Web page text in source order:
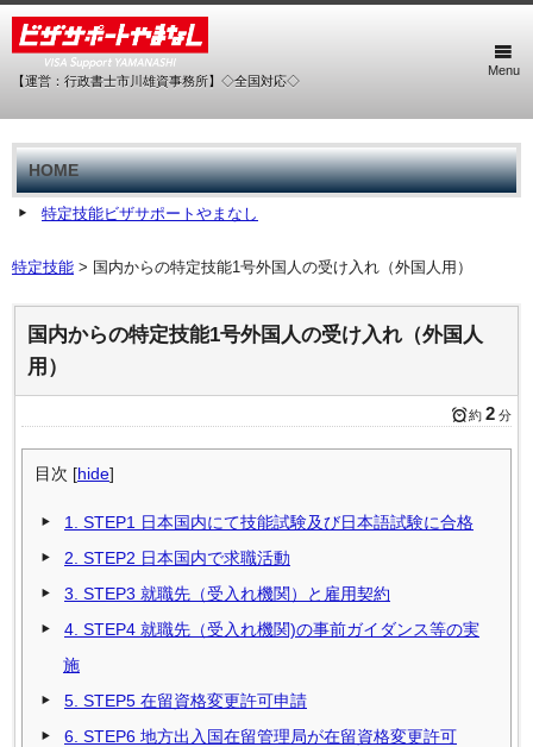
【運営：行政書士市川雄資事務所】◇全国対応◇
Menu
HOME
特定技能ビザサポートやまなし
特定技能 > 国内からの特定技能1号外国人の受け入れ（外国人用）
国内からの特定技能1号外国人の受け入れ（外国人
用）
約 2 分
目次 [hide]
1. STEP1 日本国内にて技能試験及び日本語試験に合格
2. STEP2 日本国内で求職活動
3. STEP3 就職先（受入れ機関）と雇用契約
4. STEP4 就職先（受入れ機関)の事前ガイダンス等の実
施
5. STEP5 在留資格変更許可申請
6. STEP6 地方出入国在留管理局が在留資格変更許可